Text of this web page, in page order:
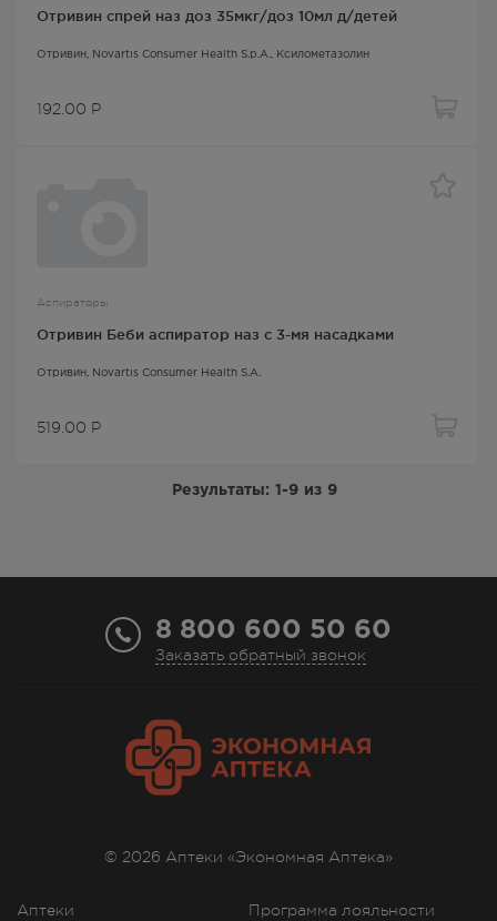
Отривин спрей наз доз 35мкг/доз 10мл д/детей
Отривин , Novartis Consumer Health S.p.A., Ксилометазолин
192.00 Р
Аспираторы
Отривин Беби аспиратор наз с 3-мя насадками
Отривин , Novartis Consumer Health S.A.
519.00 Р
Результаты: 1-9 из 9
8 800 600 50 60
Заказать обратный звонок
Аптеки Программа лояльности
© 2026 Аптеки «Экономная Аптека»